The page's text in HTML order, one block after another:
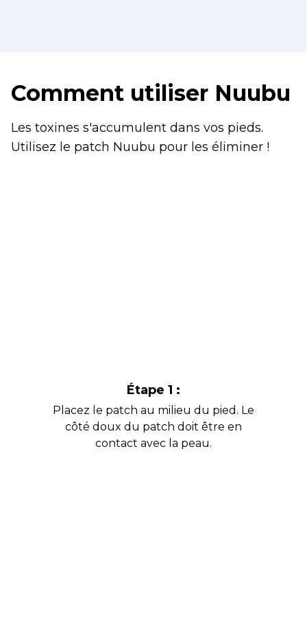
Comment utiliser Nuubu
Les toxines s'accumulent dans vos pieds.
Utilisez le patch Nuubu pour les éliminer !
Étape 1 :
Placez le patch au milieu du pied. Le
côté doux du patch doit être en
contact avec la peau.